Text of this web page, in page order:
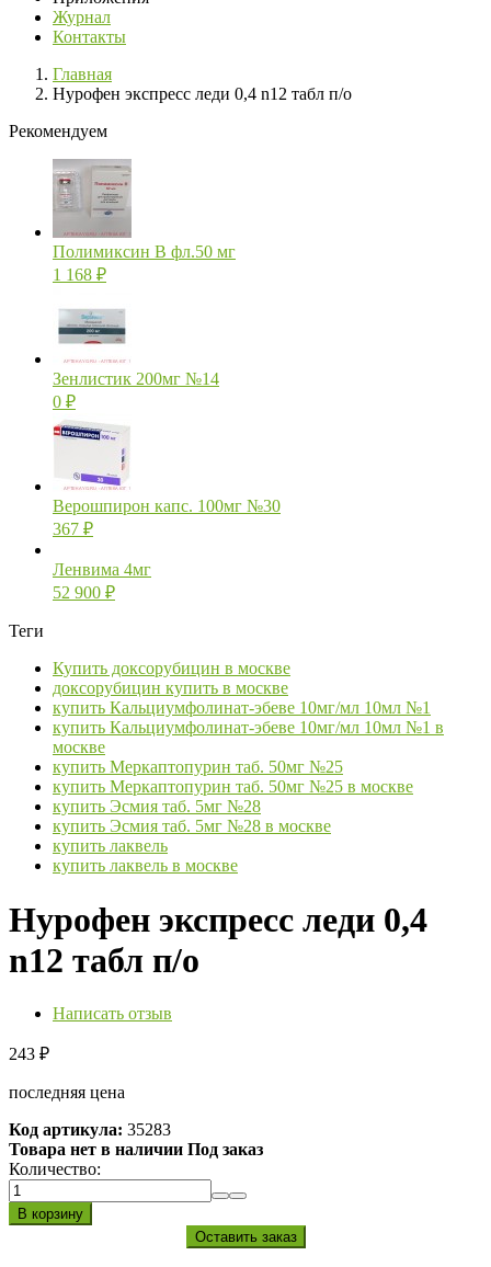
Журнал
Контакты
Главная
Нурофен экспресс леди 0,4 n12 табл п/о
Рекомендуем
Полимиксин В фл.50 мг
1 168 ₽
Зенлистик 200мг №14
0 ₽
Верошпирон капс. 100мг №30
367 ₽
Ленвима 4мг
52 900 ₽
Теги
Купить доксорубицин в москве
доксорубицин купить в москве
купить Кальциумфолинат-эбеве 10мг/мл 10мл №1
купить Кальциумфолинат-эбеве 10мг/мл 10мл №1 в
москве
купить Меркаптопурин таб. 50мг №25
купить Меркаптопурин таб. 50мг №25 в москве
купить Эсмия таб. 5мг №28
купить Эсмия таб. 5мг №28 в москве
купить лаквель
купить лаквель в москве
Нурофен экспресс леди 0,4
n12 табл п/о
Написать отзыв
243 ₽
последняя цена
Код артикула: 35283
Товара нет в наличии Под заказ
Количество: